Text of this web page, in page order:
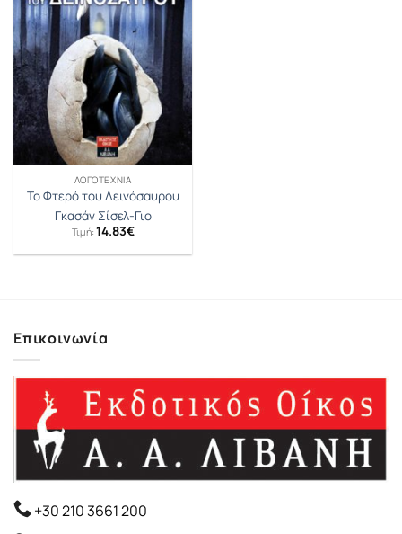
ΛΟΓΟΤΕΧΝΊΑ
Το Φτερό του Δεινόσαυρου
Γκασάν Σίσελ-Γιο
Τιμή: 14.83€
Επικοινωνία
+30 210 3661 200